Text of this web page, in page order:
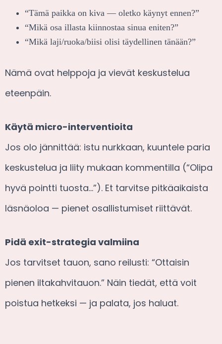
“Tämä paikka on kiva — oletko käynyt ennen?”
“Mikä osa illasta kiinnostaa sinua eniten?”
“Mikä laji/ruoka/biisi olisi täydellinen tänään?”
Nämä ovat helppoja ja vievät keskustelua
eteenpäin.
Käytä micro-interventioita
Jos olo jännittää: istu nurkkaan, kuuntele paria
keskustelua ja liity mukaan kommentilla (“Olipa
hyvä pointti tuosta…”). Et tarvitse pitkäaikaista
läsnäoloa — pienet osallistumiset riittävät.
Pidä exit-strategia valmiina
Jos tarvitset tauon, sano reilusti: “Ottaisin
pienen iltakahvitauon.” Näin tiedät, että voit
poistua hetkeksi — ja palata, jos haluat.